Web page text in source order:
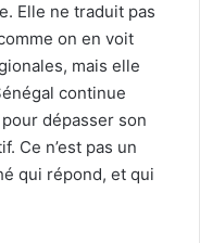
Elle ne traduit pas
on en voit
mais elle
continue
dépasser son
Ce n’est pas un
qui répond, et qui